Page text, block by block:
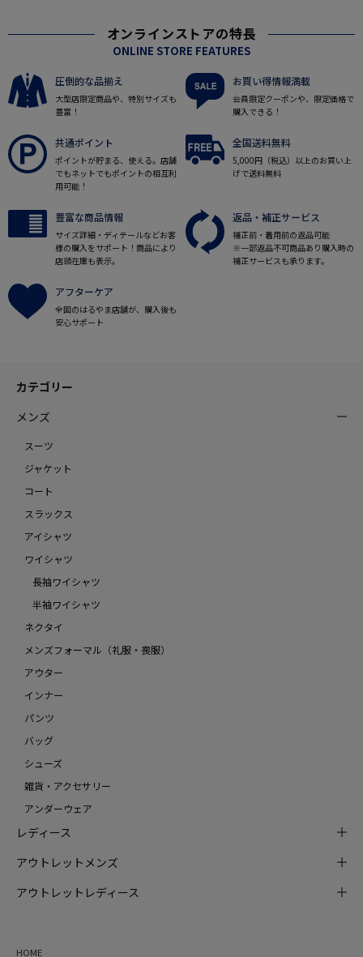
オンラインストアの特長
ONLINE STORE FEATURES
圧倒的な品揃え
大型店限定商品や、特別サイズも
豊富！
お買い得情報満載
会員限定クーポンや、限定価格で
購入できる！
共通ポイント
ポイントが貯まる、使える。店舗
でもネットでもポイントの相互利
用可能！
全国送料無料
5,000円（税込）以上のお買い上
げで送料無料
豊富な商品情報
サイズ詳細・ディテールなどお客
様の購入をサポート！商品により
店頭在庫も表示。
返品・補正サービス
補正前・着用前の返品可能
※一部返品不可商品あり購入時の
補正サービスも承ります。
アフターケア
全国のはるやま店舗が、購入後も
安心サポート
カテゴリー
メンズ
スーツ
ジャケット
コート
スラックス
アイシャツ
ワイシャツ
長袖ワイシャツ
半袖ワイシャツ
ネクタイ
メンズフォーマル（礼服・喪服）
アウター
インナー
パンツ
バッグ
シューズ
雑貨・アクセサリー
アンダーウェア
レディース
アウトレットメンズ
アウトレットレディース
HOME